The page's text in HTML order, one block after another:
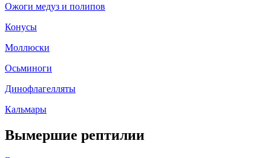
Ожоги медуз и полипов
Конусы
Моллюски
Осьминоги
Динофлагелляты
Кальмары
Вымершие рептилии